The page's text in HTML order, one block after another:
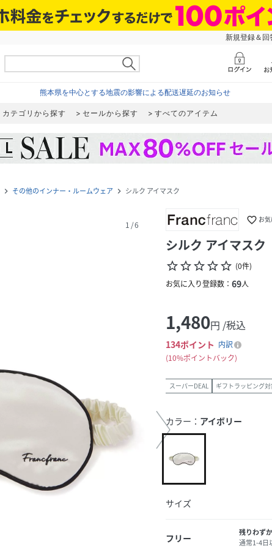
新規登録＆
熊本県を中心とする地震の影響による配送遅延のお知らせ
カテゴリから探す セールから探す すべてのアイテム
navigate_next その他のインナー・ルームウェア navigate_next シルク アイマスク
1 /6 favorite_border お
シルク アイマスク
star_borderstar_borderstar_borderstar_borderstar_border (0件)
お気に入り登録数： 69人
1,480円 /税込
134ポイント 内訳
10%ポイントバック
スーパーDEAL ギフトラッピング対
カラー： アイボリー
サイズ
フリー
残りわずか
通常1-4日